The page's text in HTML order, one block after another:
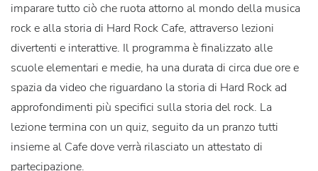
imparare tutto ciò che ruota attorno al mondo della musica
rock e alla storia di Hard Rock Cafe, attraverso lezioni
divertenti e interattive. Il programma è finalizzato alle
scuole elementari e medie, ha una durata di circa due ore e
spazia da video che riguardano la storia di Hard Rock ad
approfondimenti più specifici sulla storia del rock. La
lezione termina con un quiz, seguito da un pranzo tutti
insieme al Cafe dove verrà rilasciato un attestato di
partecipazione.